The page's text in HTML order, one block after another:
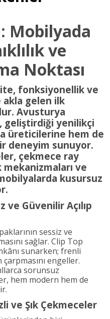
Mobilyada
ve
Noktası
fonksiyonellik ve
gelen ilk
Avusturya
geliştirdiği yenilikçi
üreticilerine hem de
deneyim sunuyor.
çekmece ray
ve
kusursuz
ve Güvenilir Açılıp
sessiz ve
sağlar. Clip Top
sunarken; frenli
engeller.
sorunsuz
hem modern hem de
ve Şık Çekmeceler